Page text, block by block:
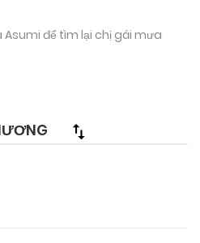
để tìm lại chị gái mưa